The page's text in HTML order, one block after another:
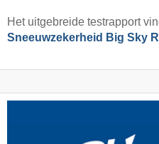
Het uitgebreide testrapport
Sneeuwzekerheid Big Sky